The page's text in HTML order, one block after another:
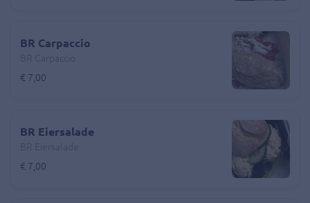
BR Carpaccio
€ 7,00
BR Eiersalade
€ 7,00